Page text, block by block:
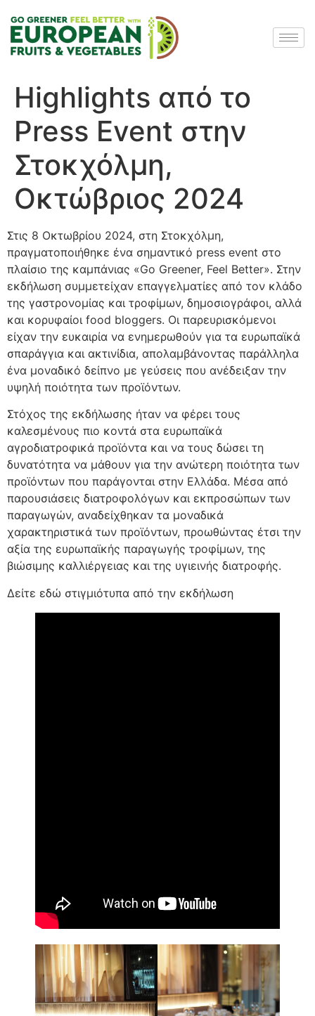
Highlights από το
Press Event στην
Στοκχόλμη,
Οκτώβριος 2024
Στις 8 Οκτωβρίου 2024, στη Στοκχόλμη,
πραγματοποιήθηκε ένα σημαντικό press event στο
πλαίσιο της καμπάνιας «Go Greener, Feel Better». Στην
εκδήλωση συμμετείχαν επαγγελματίες από τον κλάδο
της γαστρονομίας και τροφίμων, δημοσιογράφοι, αλλά
και κορυφαίοι food bloggers. Οι παρευρισκόμενοι
είχαν την ευκαιρία να ενημερωθούν για τα ευρωπαϊκά
σπαράγγια και ακτινίδια, απολαμβάνοντας παράλληλα
ένα μοναδικό δείπνο με γεύσεις που ανέδειξαν την
υψηλή ποιότητα των προϊόντων.
Στόχος της εκδήλωσης ήταν να φέρει τους
καλεσμένους πιο κοντά στα ευρωπαϊκά
αγροδιατροφικά προϊόντα και να τους δώσει τη
δυνατότητα να μάθουν για την ανώτερη ποιότητα των
προϊόντων που παράγονται στην Ελλάδα. Μέσα από
παρουσιάσεις διατροφολόγων και εκπροσώπων των
παραγωγών, αναδείχθηκαν τα μοναδικά
χαρακτηριστικά των προϊόντων, προωθώντας έτσι την
αξία της ευρωπαϊκής παραγωγής τροφίμων, της
βιώσιμης καλλιέργειας και της υγιεινής διατροφής.
Δείτε εδώ στιγμιότυπα από την εκδήλωση